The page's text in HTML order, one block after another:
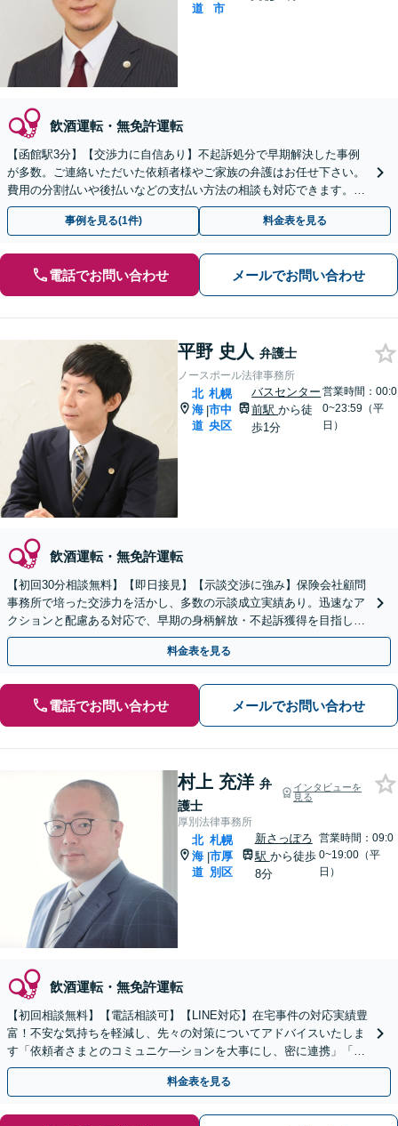
道 市
飲酒運転・無免許運転
【函館駅3分】【交渉力に自信あり】不起訴処分で早期解決した事例
が多数。ご連絡いただいた依頼者様やご家族の弁護はお任せ下さい。
費用の分割払いや後払いなどの支払い方法の相談も対応できます。
【初回面談無料】【即日対応】【夜間土日対応】
事例を見る(1件) 料金表を見る
電話でお問い合わせ メールでお問い合わせ
平野 史人 弁護士
ノースポール法律事務所
北
海
道
|
札幌
市中
央区
バスセンター
前駅から徒
歩1分
営業時間：00:0
0~23:59（平
日）
飲酒運転・無免許運転
【初回30分相談無料】【即日接見】【示談交渉に強み】保険会社顧問
事務所で培った交渉力を活かし、多数の示談成立実績あり。迅速なア
クションと配慮ある対応で、早期の身柄解放・不起訴獲得を目指しま
す【電話相談OK】【バスセンター前駅徒歩1分】
料金表を見る
電話でお問い合わせ メールでお問い合わせ
村上 充洋 弁
護士
インタビューを
見る
厚別法律事務所
北
海
道
|
札幌
市厚
別区
新さっぽろ
駅 から徒歩
8分
営業時間：09:0
0~19:00（平
日）
飲酒運転・無免許運転
【初回相談無料】【電話相談可】【LINE対応】在宅事件の対応実績豊
富！不安な気持ちを軽減し、先々の対策についてアドバイスいたしま
す「依頼者さまとのコミュニケ―ションを大事にし、密に連携」「示
談交渉はすべて窓口になり対応」【休日・夜間相談可】
料金表を見る